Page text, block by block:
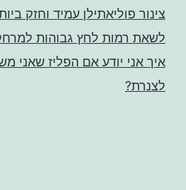
צינור פוליאתילן עמיד וחזק
לשאת רמות לחץ גבוהות
איך אני יודע אם הפליז שאני
לצנרת?